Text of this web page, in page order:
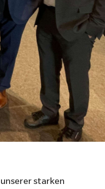
starken